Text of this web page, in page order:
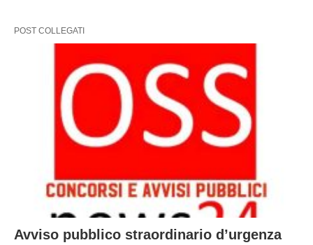
POST COLLEGATI
Avviso pubblico straordinario d’urgenza